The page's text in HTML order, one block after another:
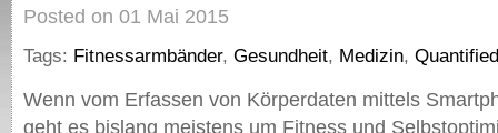
Posted on 01 Mai 2015
Tags: Fitnessarmbänder, Gesundheit, Medizin,
Wenn vom Erfassen von Körperdaten mittels
geht es bislang meistens um Fitness und